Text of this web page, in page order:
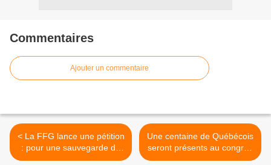
Commentaires
Ajouter un commentaire
< La FFG lance une pétition
: pour une sauvegarde de
l'état civil français
Une centaine de Québécois
seront présents au congrès
de généalogie de Poitiers